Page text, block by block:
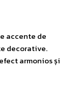
accente de
decorative.
armonios și